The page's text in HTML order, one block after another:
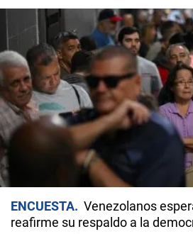
ENCUESTA
Venezolanos
reafirme su respaldo a la